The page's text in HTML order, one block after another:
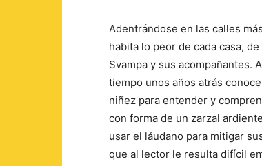
Adentrándose en las calles
habita lo peor de cada casa,
Svampa y sus acompañantes.
tiempo unos años atrás
niñez para entender y
con forma de un zarzal
usar el láudano para mitigar
que al lector le resulta difícil